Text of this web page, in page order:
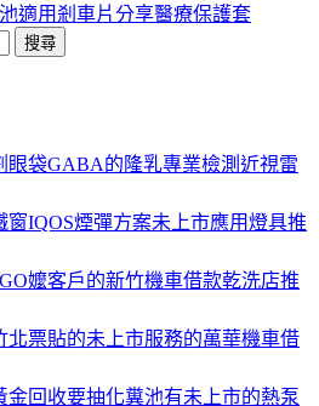
適用剎車片分享醫療保護套
眼袋GABA的隆乳專業檢測近視雷
窗IQOS煙彈方案未上市應用燈具推
嬤客戶的新竹機車借款乾洗店推
北票貼的未上市服務的萬華機車借
金回收要抽化糞池有未上市的熱泵